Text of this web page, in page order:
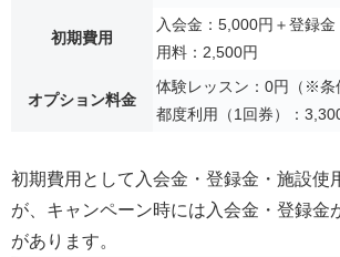
初期費用
入会金：5,000円＋登録
用料：2,500円
オプション料金
体験レッスン：0円（※条
都度利用（1回券）：
初期費用として入会金・登録金・施設使
が、キャンペーン時には入会金・登録金
があります。